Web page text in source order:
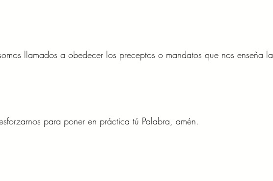
llamados a obedecer los preceptos o mandatos que nos enseña la
para poner en práctica tú Palabra, amén.